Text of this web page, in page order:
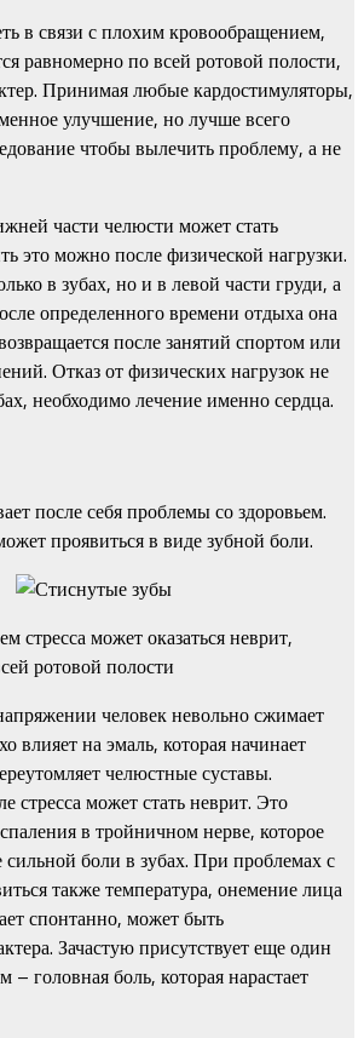
в связи с плохим кровообращением,
равномерно по всей ротовой полости,
Принимая любые кардостимуляторы,
улучшение, но лучше всего
чтобы вылечить проблему, а не
части челюсти может стать
это можно после физической нагрузки.
в зубах, но и в левой части груди, а
определенного времени отдыха она
после занятий спортом или
Отказ от физических нагрузок не
необходимо лечение именно сердца.
после себя проблемы со здоровьем.
проявиться в виде зубной боли.
стресса может оказаться неврит,
ротовой полости
человек невольно сжимает
влияет на эмаль, которая начинает
челюстные суставы.
стресса может стать неврит. Это
в тройничном нерве, которое
боли в зубах. При проблемах с
также температура, онемение лица
спонтанно, может быть
Зачастую присутствует еще один
головная боль, которая нарастает